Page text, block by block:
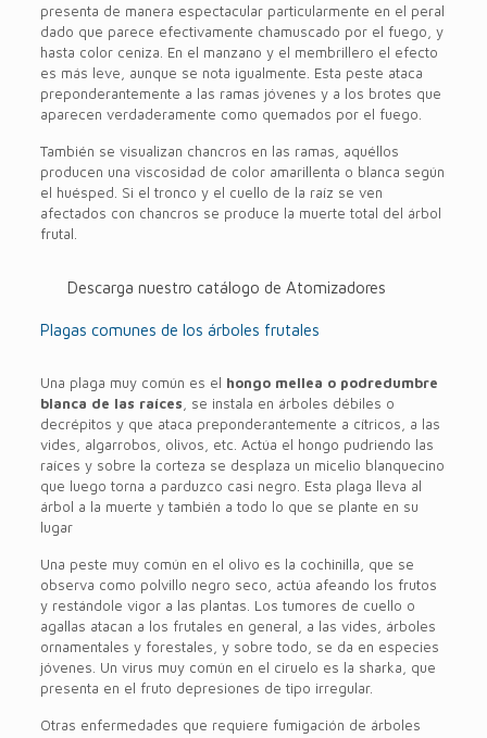
presenta de manera espectacular particularmente en el peral
dado que parece efectivamente chamuscado por el fuego, y
hasta color ceniza. En el manzano y el membrillero el efecto
es más leve, aunque se nota igualmente. Esta peste ataca
preponderantemente a las ramas jóvenes y a los brotes que
aparecen verdaderamente como quemados por el fuego.
También se visualizan chancros en las ramas, aquéllos
producen una viscosidad de color amarillenta o blanca según
el huésped. Si el tronco y el cuello de la raíz se ven
afectados con chancros se produce la muerte total del árbol
frutal.
Descarga nuestro catálogo de Atomizadores
Plagas comunes de los árboles frutales
Una plaga muy común es el hongo mellea o podredumbre
blanca de las raíces , se instala en árboles débiles o
decrépitos y que ataca preponderantemente a cítricos, a las
vides, algarrobos, olivos, etc. Actúa el hongo pudriendo las
raíces y sobre la corteza se desplaza un micelio blanquecino
que luego torna a parduzco casi negro. Esta plaga lleva al
árbol a la muerte y también a todo lo que se plante en su
lugar
Una peste muy común en el olivo es la cochinilla, que se
observa como polvillo negro seco, actúa afeando los frutos
y restándole vigor a las plantas. Los tumores de cuello o
agallas atacan a los frutales en general, a las vides, árboles
ornamentales y forestales, y sobre todo, se da en especies
jóvenes. Un virus muy común en el ciruelo es la sharka, que
presenta en el fruto depresiones de tipo irregular.
Otras enfermedades que requiere fumigación de árboles